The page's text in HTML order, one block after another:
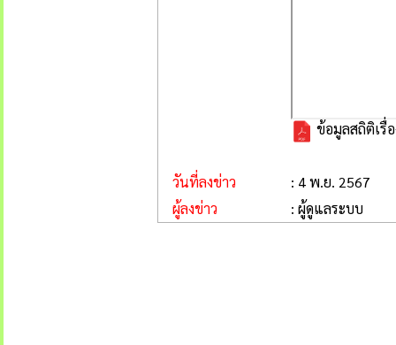
ข้อมูลสถิติเรื่
วันที่ลงข่าว
: 4 พ.ย. 2567
ผู้ลงข่าว
: ผู้ดูแลระบบ